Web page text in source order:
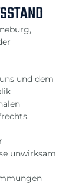
und dem
unwirksam